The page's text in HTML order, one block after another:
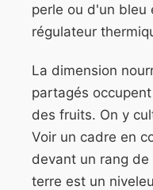
perle ou d'un bleu
régulateur
La dimension
partagés
des fruits. On y
Voir un cadre en
devant un rang
terre est un